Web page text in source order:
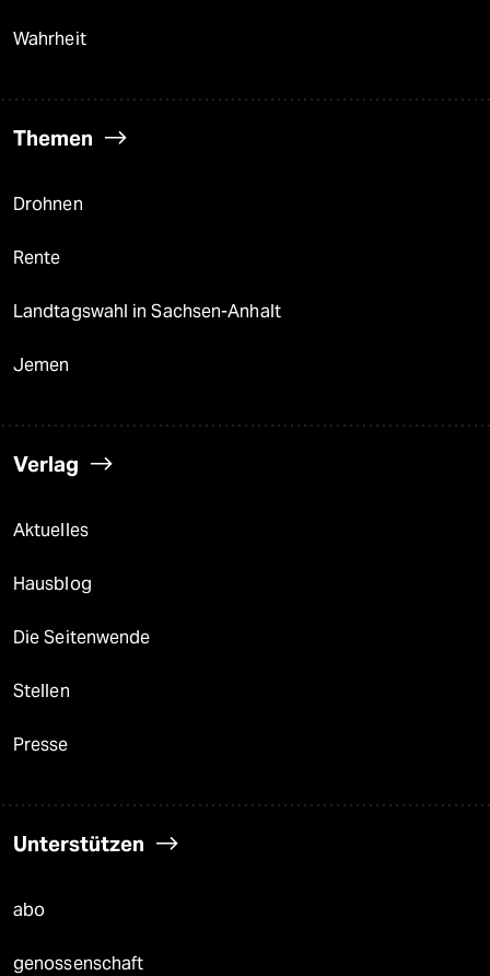
Wahrheit
Themen
Drohnen
Rente
Landtagswahl in Sachsen-Anhalt
Jemen
Verlag
Aktuelles
Hausblog
Die Seitenwende
Stellen
Presse
Unterstützen
abo
genossenschaft